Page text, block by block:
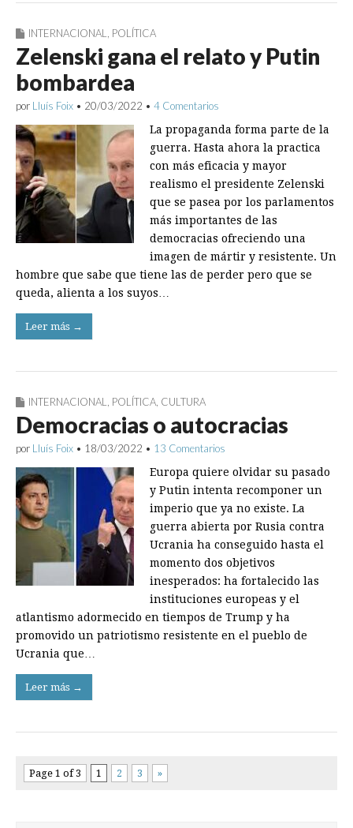
INTERNACIONAL, POLÍTICA
Zelenski gana el relato y Putin
bombardea
por Lluís Foix • 20/03/2022 • 4 Comentarios
La propaganda forma parte de la
guerra. Hasta ahora la practica
con más eficacia y mayor
realismo el presidente Zelenski
que se pasea por los parlamentos
más importantes de las
democracias ofreciendo una
imagen de mártir y resistente. Un
hombre que sabe que tiene las de perder pero que se
queda, alienta a los suyos…
Leer más →
INTERNACIONAL POLÍTICA CULTURA
Democracias o autocracias
por Lluís Foix • 18/03/2022 • 13 Comentarios
Europa quiere olvidar su pasado
y Putin intenta recomponer un
imperio que ya no existe. La
guerra abierta por Rusia contra
Ucrania ha conseguido hasta el
momento dos objetivos
inesperados: ha fortalecido las
instituciones europeas y el
atlantismo adormecido en tiempos de Trump y ha
promovido un patriotismo resistente en el pueblo de
Ucrania que…
Leer más →
Page 1 of 3 1 2 3 »